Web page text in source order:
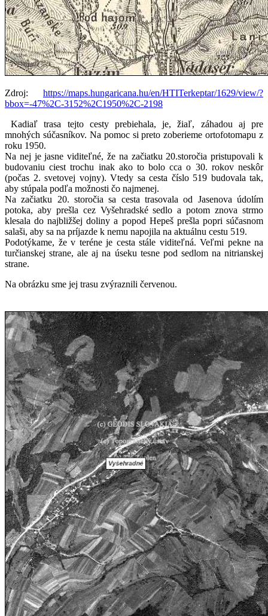
Zdroj: https://maps.hungaricana.hu/en/HTITerkeptar/1629/view/?
bbox=-47%2C-3152%2C1950%2C-2198
Kadiaľ trasa tejto cesty prebiehala, je, žiaľ, záhadou aj pre
mnohých súčasníkov. Na pomoc si preto zoberieme ortofotomapu z
roku 1950.
Na nej je jasne viditeľné, že na začiatku 20.storočia pristupovali k
budovaniu ciest trochu inak ako to bolo cca o 30. rokov neskôr
(počas 2. svetovej vojny). Vtedy sa cesta číslo 519 budovala tak,
aby stúpala podľa možnosti čo najmenej.
Na začiatku 20. storočia sa cesta trasovala od Jasenova údolím
potoka, aby prešla cez Vyšehradské sedlo a potom znova strmo
klesala do najbližšej doliny a popod Hepeš prešla popri súčasnom
salaši, aby sa na príjazde k nemu napojila na aktuálnu cestu 519.
Podotýkame, že v teréne je cesta stále viditeľná. Veľmi pekne na
turčianskej strane, ale aj na úseku tesne pod sedlom na nitrianskej
strane.
Na obrázku sme jej trasu zvýraznili červenou.